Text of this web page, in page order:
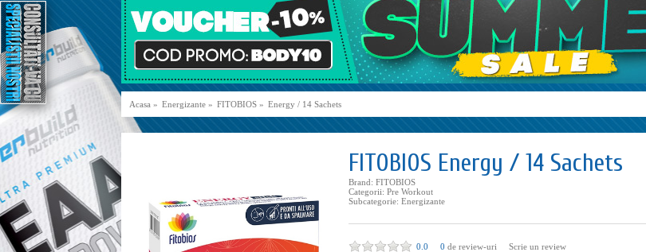
Acasa » Energizante » FITOBIOS » Energy / 14 Sachets
FITOBIOS Energy / 14 Sachets
Brand: FITOBIOS
Categorii: Pre Workout
Subcategorie: Energizante
0.0 0 de review-uri Scrie un review